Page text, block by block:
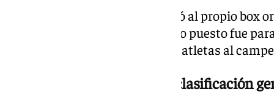
La cuarta posición correspondió al propio box
inscritos, mientras que el quinto puesto fue
localidad de Coín, que aportó 18 atletas al
Sacaba Beach Box lidera la clasificación